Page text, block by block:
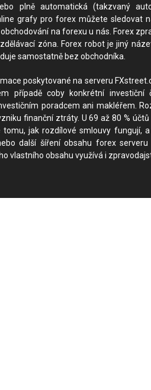
plně automatická (takzvaný
grafy pro forex můžete sledovat
na forexu u nás. Forex
zóna. Forex robot je jiný
samostatně bez obchodníka.
poskytované na serveru
případě coby konkrétní investiční
poradcem ani makléřem.
finanční ztráty. U 69 až 80 %
jak rozdílové smlouvy fungují,
další šíření obsahu forex
vlastního obsahu využívá i